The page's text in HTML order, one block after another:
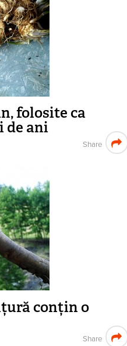
folosite ca
de ani
Share
conțin o
Share